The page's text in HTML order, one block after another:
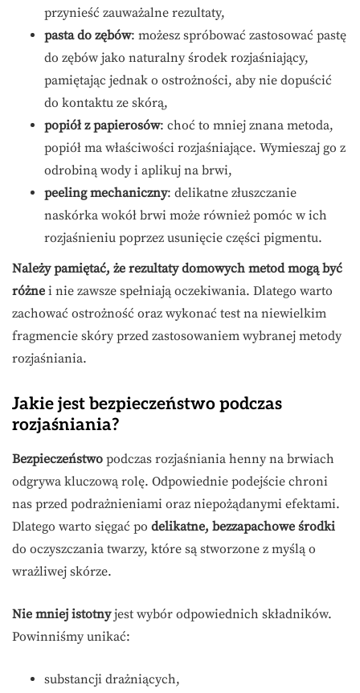
przynieść zauważalne rezultaty,
pasta do zębów: możesz spróbować zastosować pastę
do zębów jako naturalny środek rozjaśniający,
pamiętając jednak o ostrożności, aby nie dopuścić
do kontaktu ze skórą,
popiół z papierosów: choć to mniej znana metoda,
popiół ma właściwości rozjaśniające. Wymieszaj go z
odrobiną wody i aplikuj na brwi,
peeling mechaniczny: delikatne złuszczanie
naskórka wokół brwi może również pomóc w ich
rozjaśnieniu poprzez usunięcie części pigmentu.
Należy pamiętać, że rezultaty domowych metod mogą być
różne i nie zawsze spełniają oczekiwania. Dlatego warto
zachować ostrożność oraz wykonać test na niewielkim
fragmencie skóry przed zastosowaniem wybranej metody
rozjaśniania.
Jakie jest bezpieczeństwo podczas
rozjaśniania?
Bezpieczeństwo podczas rozjaśniania henny na brwiach
odgrywa kluczową rolę. Odpowiednie podejście chroni
nas przed podrażnieniami oraz niepożądanymi efektami.
Dlatego warto sięgać po delikatne, bezzapachowe środki
do oczyszczania twarzy, które są stworzone z myślą o
wrażliwej skórze.
Nie mniej istotnyjest wybór odpowiednich składników.
Powinniśmy unikać:
substancji drażniących,